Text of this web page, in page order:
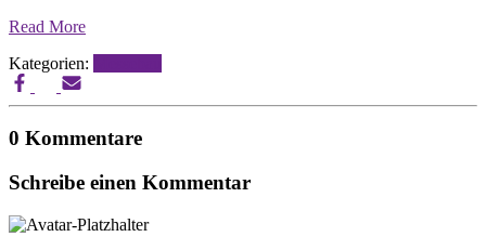
Read More
Kategorien:
0 Kommentare
Schreibe einen Kommentar